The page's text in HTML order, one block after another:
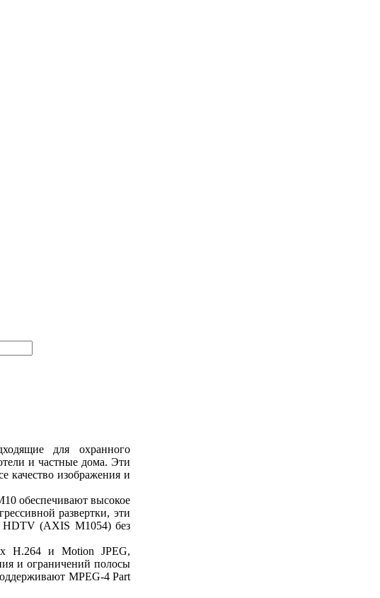
для охранного
и частные дома. Эти
качество изображения и
обеспечивают высокое
развертки, эти
HDTV (AXIS M1054) без
H.264 и Motion JPEG,
и ограничений полосы
MPEG-4 Part